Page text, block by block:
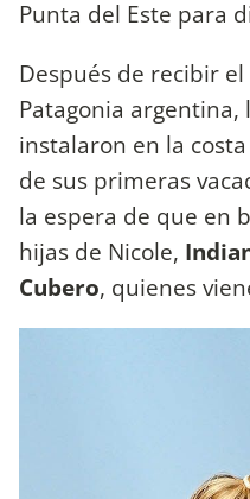
Punta del Este para
Después de recibir
Patagonia argentina,
instalaron en la
de sus primeras
la espera de que en
hijas de Nicole,
Cubero, quienes